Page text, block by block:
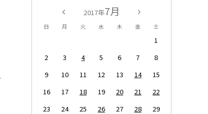
2017年7月
日 月 火 水 木 金 土
1
2
3 4 5 6 7
8
9
10 11 12 13 14
15
16
17 18 19 20 21
22
23
24 25 26 27 28
29